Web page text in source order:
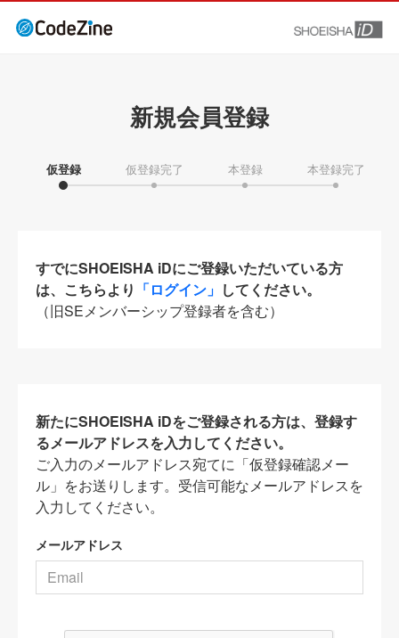
新規会員登録
仮登録 仮登録完了 本登録 本登録完了
すでにSHOEISHA iDにご登録いただいている方
は、こちらより 「ログイン」 してください。
（旧SEメンバーシップ登録者を含む）
新たにSHOEISHA iDをご登録される方は、登録す
るメールアドレスを入力してください。
ご入力のメールアドレス宛てに「仮登録確認メー
ル」をお送りします。受信可能なメールアドレスを
入力してください。
メールアドレス